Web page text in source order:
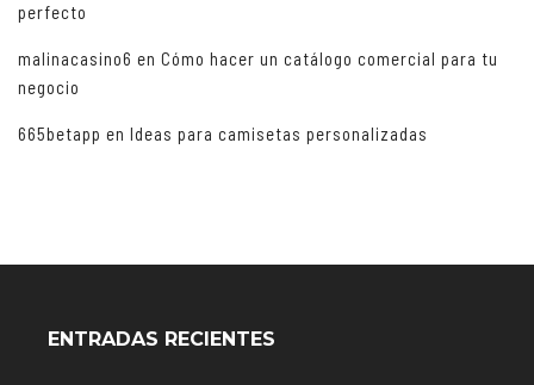
perfecto
malinacasino6 en Cómo hacer un catálogo comercial para tu
negocio
665betapp en Ideas para camisetas personalizadas
ENTRADAS RECIENTES